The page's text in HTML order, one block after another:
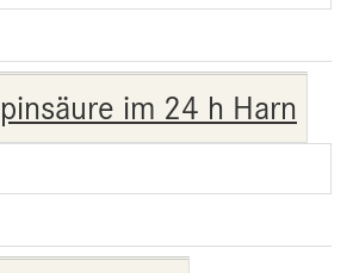
im 24 h Harn